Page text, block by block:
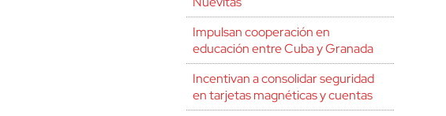
Impulsan cooperación en
educación entre Cuba y Granada
Incentivan a consolidar seguridad
en tarjetas magnéticas y cuentas